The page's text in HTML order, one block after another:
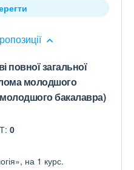
повної загальної
молодшого
бакалавра)
0
на 1 курс.